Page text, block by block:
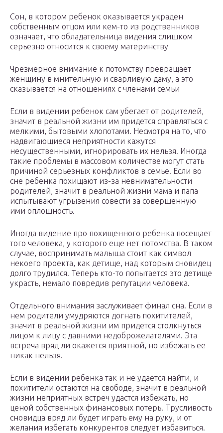
Сон, в котором ребенок оказывается украден
собственным отцом или кем-то из родственников
означает, что обладательница видения слишком
серьезно относится к своему материнству
Чрезмерное внимание к потомству превращает
женщину в мнительную и сварливую даму, а это
сказывается на отношениях с членами семьи
Если в видении ребенок сам убегает от родителей,
значит в реальной жизни им придется справляться с
мелкими, бытовыми хлопотами. Несмотря на то, что
надвигающиеся неприятности кажутся
несущественными, игнорировать их нельзя. Иногда
такие проблемы в массовом количестве могут стать
причиной серьезных конфликтов в семье. Если во
сне ребенка похищают из-за невнимательности
родителей, значит в реальной жизни мама и папа
испытывают угрызения совести за совершенную
ими оплошность.
Иногда видение про похищенного ребенка посещает
того человека, у которого еще нет потомства. В таком
случае, воспринимать малыша стоит как символ
некоего проекта, как детище, над которым сновидец
долго трудился. Теперь кто-то попытается это детище
украсть, немало повредив репутации человека.
Отдельного внимания заслуживает финал сна. Если в
нем родители умудряются догнать похитителей,
значит в реальной жизни им придется столкнуться
лицом к лицу с давними недоброжелателями. Эта
встреча вряд ли окажется приятной, но избежать ее
никак нельзя.
Если в видении ребенка так и не удается найти, и
похитители остаются на свободе, значит в реальной
жизни неприятных встреч удастся избежать, но
ценой собственных финансовых потерь. Трусливость
сновидца вряд ли будет играть ему на руку, и от
желания избегать конкурентов следует избавиться.